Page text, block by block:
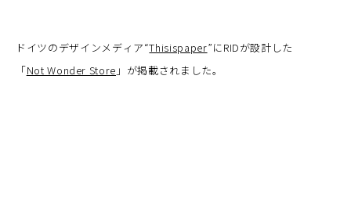
ドイツのデザインメディア“Thisispaper”にRIDが設計した
「Not Wonder Store 」が掲載されました。